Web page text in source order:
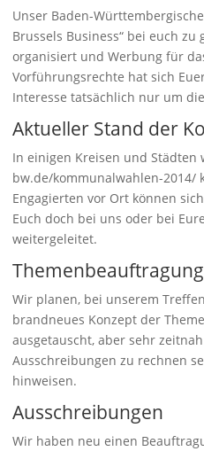
Unser Baden-
Brussels Business“ bei euch
organisiert und Werbung für
Vorführungsrechte hat sich
Interesse tatsächlich nur um
Aktueller Stand der
In einigen Kreisen und
bw.de/kommunalwahlen-2014/
Engagierten vor Ort können
Euch doch bei uns oder bei
weitergeleitet.
Wir planen, bei unserem
brandneues Konzept der
ausgetauscht, aber sehr
Ausschreibungen zu rechnen
hinweisen.
Ausschreibungen
Wir haben neu einen